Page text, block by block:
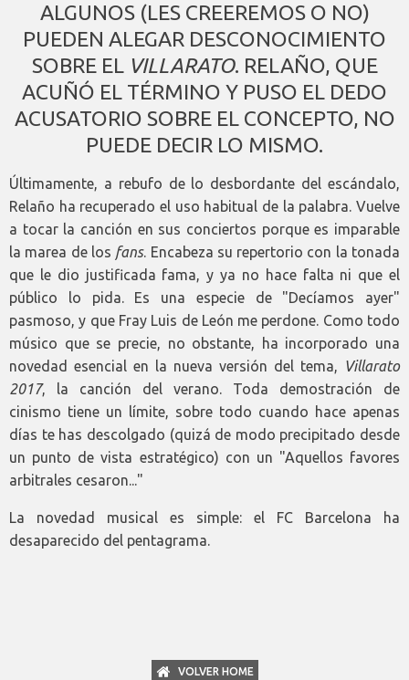
ALGUNOS (LES CREEREMOS O NO)
PUEDEN ALEGAR DESCONOCIMIENTO
SOBRE EL VILLARATO. RELAÑO, QUE
ACUÑÓ EL TÉRMINO Y PUSO EL DEDO
ACUSATORIO SOBRE EL CONCEPTO, NO
PUEDE DECIR LO MISMO.
Últimamente, a rebufo de lo desbordante del escándalo,
Relaño ha recuperado el uso habitual de la palabra. Vuelve
a tocar la canción en sus conciertos porque es imparable
la marea de los fans. Encabeza su repertorio con la tonada
que le dio justificada fama, y ya no hace falta ni que el
público lo pida. Es una especie de "Decíamos ayer"
pasmoso, y que Fray Luis de León me perdone. Como todo
músico que se precie, no obstante, ha incorporado una
novedad esencial en la nueva versión del tema, Villarato
2017, la canción del verano. Toda demostración de
cinismo tiene un límite, sobre todo cuando hace apenas
días te has descolgado (quizá de modo precipitado desde
un punto de vista estratégico) con un "Aquellos favores
arbitrales cesaron..."
La novedad musical es simple: el FC Barcelona ha
desaparecido del pentagrama.
VOLVER HOME